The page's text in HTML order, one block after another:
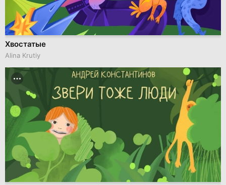
Хвостатые
Alina Krutiy